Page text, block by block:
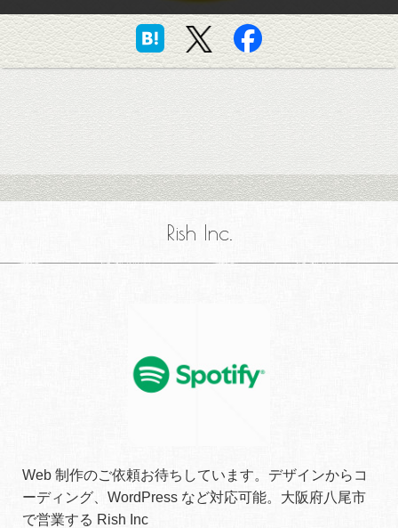
Rish Inc.
Web 制作のご依頼お待ちしています。デザインからコ
ーディング、WordPress など対応可能。大阪府八尾市
で営業する Rish Inc